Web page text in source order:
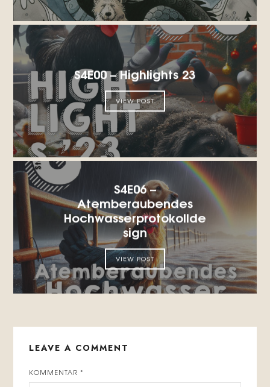
S4E00 – Highlights 23
VIEW POST
S4E06 –
Atemberaubendes
Hochwasserprotokollde
sign
VIEW POST
LEAVE A COMMENT
KOMMENTAR*